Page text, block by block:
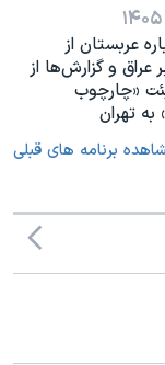
عربستان از
و گزارش‌ها از
«چارچوب
تهران
برنامه های قبلی